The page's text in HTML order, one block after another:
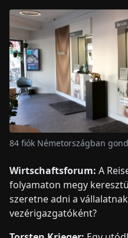
84 fiók Németországban
Wirtschaftsforum: A
folyamaton megy
szeretne adni a
vezérigazgatóként?